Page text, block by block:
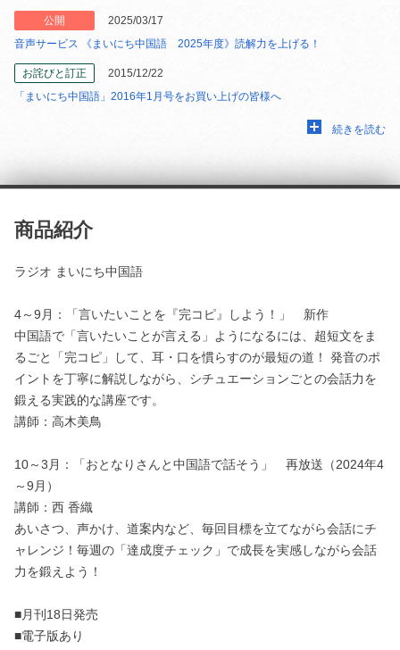
公開
2025/03/17
音声サービス 《まいにち中国語 2025年度》読解力を上げる！
お詫びと訂正
2015/12/22
「まいにち中国語」2016年1月号をお買い上げの皆様へ
続きを読む
商品紹介
ラジオ まいにち中国語
4～9月：「言いたいことを『完コピ』しよう！」 新作
中国語で「言いたいことが言える」ようになるには、超短文をま
るごと「完コピ」して、耳・口を慣らすのが最短の道！ 発音のポ
イントを丁寧に解説しながら、シチュエーションごとの会話力を
鍛える実践的な講座です。
講師：高木美鳥
10～3月：「おとなりさんと中国語で話そう」 再放送（2024年4
～9月）
講師：西 香織
あいさつ、声かけ、道案内など、毎回目標を立てながら会話にチ
ャレンジ！毎週の「達成度チェック」で成長を実感しながら会話
力を鍛えよう！
■月刊18日発売
■電子版あり